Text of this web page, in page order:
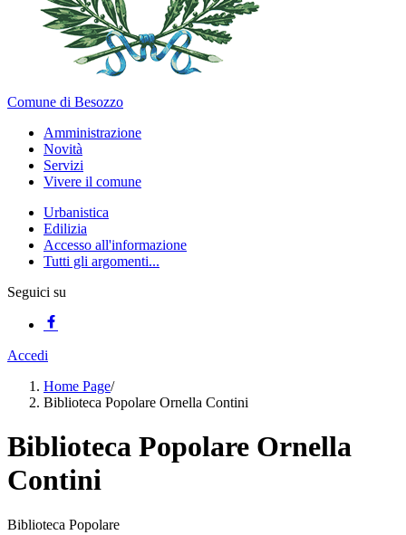
Comune di Besozzo
Amministrazione
Novità
Servizi
Vivere il comune
Urbanistica
Edilizia
Accesso all'informazione
Tutti gli argomenti...
Seguici su
Accedi
Home Page/
Biblioteca Popolare Ornella Contini
Biblioteca Popolare Ornella
Contini
Biblioteca Popolare